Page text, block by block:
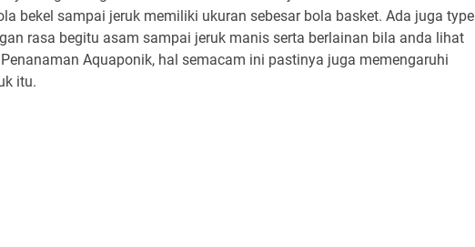
bekel sampai jeruk memiliki ukuran sebesar bola basket. Ada juga type
rasa begitu asam sampai jeruk manis serta berlainan bila anda lihat
Aquaponik, hal semacam ini pastinya juga memengaruhi
itu.